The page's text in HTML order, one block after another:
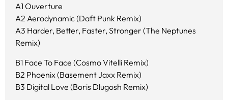
A1 Ouverture
A2 Aerodynamic (Daft Punk Remix)
A3 Harder, Better, Faster, Stronger (The Neptunes
Remix)
B1 Face To Face (Cosmo Vitelli Remix)
B2 Phoenix (Basement Jaxx Remix)
B3 Digital Love (Boris Dlugosh Remix)